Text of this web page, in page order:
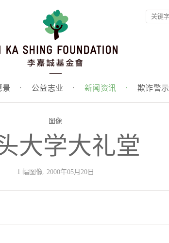
景 · 公益志业 · 新闻资讯 · 欺诈警示
图像
大学大礼堂
1 幅图像. 2000年05月20日